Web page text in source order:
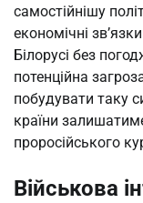
самостійнішу
економічні
Білорусі без
потенційна
побудувати таку
країни
проросійського
Військова